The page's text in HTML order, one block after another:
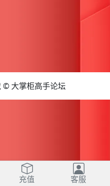
充值 客服
© 大掌柜高手论坛